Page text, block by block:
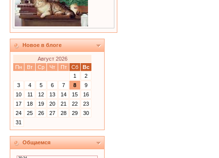
Новое в блоге
Август 2026
Пн
Вт Ср Чт Пт Сб
Вс
1
2
3
4 5 6 7 8
9
10
11 12 13 14 15
16
17
18 19 20 21 22
23
24
25 26 27 28 29
30
31
Общаемся